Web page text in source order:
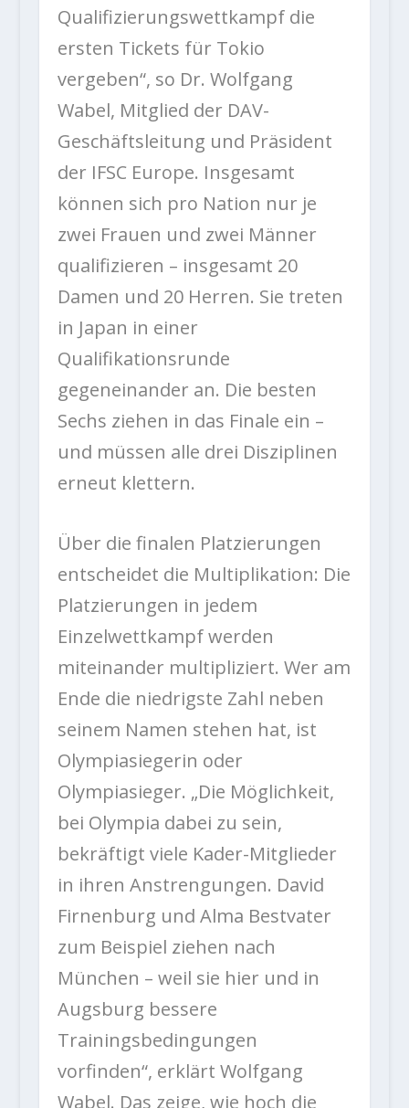
Qualifizierungswettkampf die
ersten Tickets für Tokio
vergeben“, so Dr. Wolfgang
Wabel, Mitglied der DAV-
Geschäftsleitung und Präsident
der IFSC Europe. Insgesamt
können sich pro Nation nur je
zwei Frauen und zwei Männer
qualifizieren – insgesamt 20
Damen und 20 Herren. Sie treten
in Japan in einer
Qualifikationsrunde
gegeneinander an. Die besten
Sechs ziehen in das Finale ein –
und müssen alle drei Disziplinen
erneut klettern.
Über die finalen Platzierungen
entscheidet die Multiplikation: Die
Platzierungen in jedem
Einzelwettkampf werden
miteinander multipliziert. Wer am
Ende die niedrigste Zahl neben
seinem Namen stehen hat, ist
Olympiasiegerin oder
Olympiasieger. „Die Möglichkeit,
bei Olympia dabei zu sein,
bekräftigt viele Kader-Mitglieder
in ihren Anstrengungen. David
Firnenburg und Alma Bestvater
zum Beispiel ziehen nach
München – weil sie hier und in
Augsburg bessere
Trainingsbedingungen
vorfinden“, erklärt Wolfgang
Wabel. Das zeige, wie hoch die